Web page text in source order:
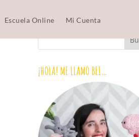
Escuela Online Mi Cuenta
¡HOLA! ME LLAMO BEI…